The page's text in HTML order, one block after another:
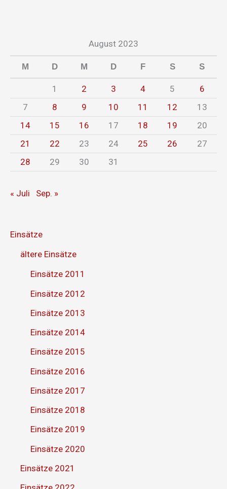
August 2023
M D M D F S S
1 2 3 4 5
6
7
8 9 10 11 12
13
14
15 16 17 18 19
20
21
22 23 24 25 26
27
28
29 30 31
« Juli Sep. »
Einsätze
ältere Einsätze
Einsätze 2011
Einsätze 2012
Einsätze 2013
Einsätze 2014
Einsätze 2015
Einsätze 2016
Einsätze 2017
Einsätze 2018
Einsätze 2019
Einsätze 2020
Einsätze 2021